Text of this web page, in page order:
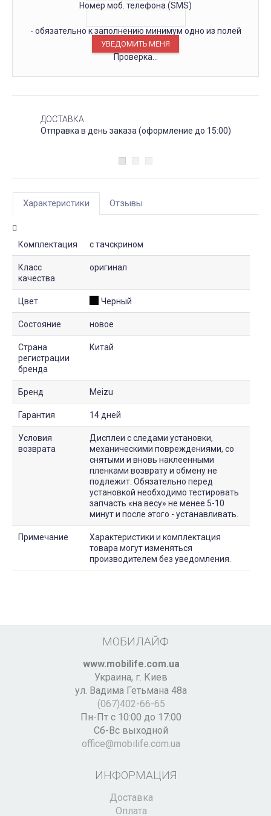
Номер моб. телефона (SMS)
- обязательно к заполнению минимум одно из полей
Проверка...
ДОСТАВКА
Отправка в день заказа (оформление до 15:00)
Характеристики Отзывы
Комплектация с тачскрином
Класс
качества
оригинал
Цвет Черный
Состояние новое
Страна
регистрации
бренда
Китай
Бренд Meizu
Гарантия 14 дней
Условия
возврата
Дисплеи с следами установки,
механическими повреждениями, со
снятыми и вновь наклеенными
пленками возврату и обмену не
подлежит. Обязательно перед
установкой необходимо тестировать
запчасть «на весу» не менее 5-10
минут и после этого - устанавливать.
Примечание
Характеристики и комплектация
товара могут изменяться
производителем без уведомления.
МОБИЛАЙФ
www.mobilife.com.ua
Украина, г. Киев
ул. Вадима Гетьмана 48а
(067)402-66-65
Пн-Пт с 10:00 до 17:00
Сб-Вс выходной
office@mobilife.com.ua
ИНФОРМАЦИЯ
Доставка
Оплата